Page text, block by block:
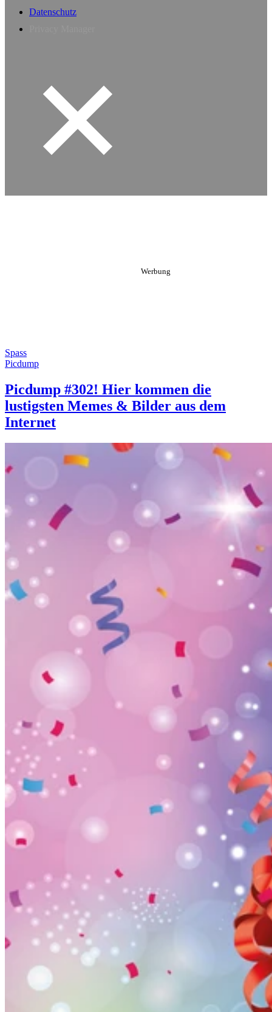
Datenschutz
Spass
Picdump
Picdump #302! Hier kommen die
lustigsten Memes & Bilder aus dem
Internet